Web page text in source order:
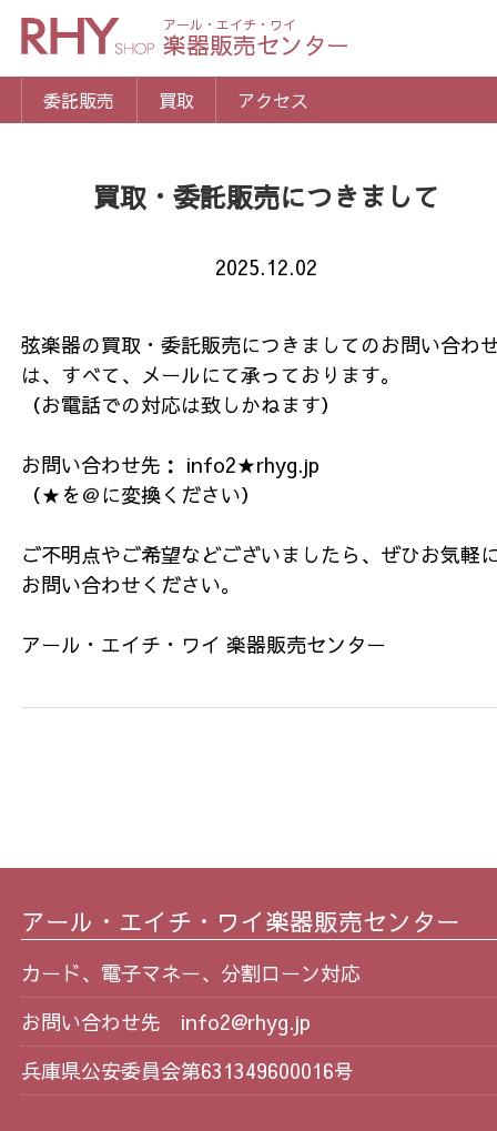
アール・エイチ・ワイ
楽器販売センター
委託販売 買取 アクセス
買取・委託販売につきまして
2025.12.02
弦楽器の買取・委託販売につきましてのお問い合わ
は、すべて、メールにて承っております。
（お電話での対応は致しかねます）
お問い合わせ先： info2★rhyg.jp
（★を＠に変換ください）
ご不明点やご希望などございましたら、ぜひお気軽
お問い合わせください。
アール・エイチ・ワイ 楽器販売センター
アール・エイチ・ワイ楽器販売センター
カード、電子マネー、分割ローン対応
お問い合わせ先 info2@rhyg.jp
兵庫県公安委員会第631349600016号